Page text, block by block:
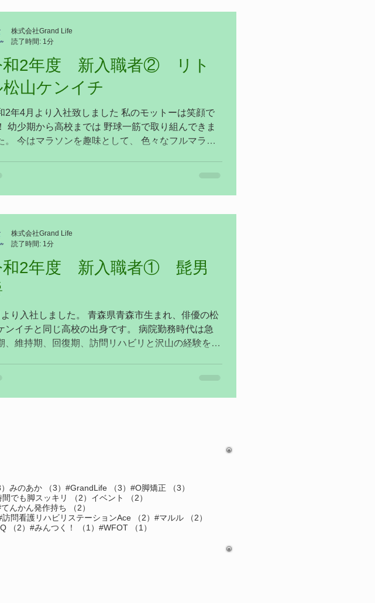
和2年度 新入職者② リト
松山ケンイチ
2年4月より入社致しました 私のモットーは笑顔で
幼少期から高校までは 野球一筋で取り組んできま
。 今はマラソンを趣味として、 色々なフルマラソ
株式会社Grand Life
読了時間: 1分
和2年度 新入職者① 髭男
り入社しました。 青森県青森市生まれ、俳優の松
ンイチと同じ高校の出身です。 病院勤務時代は急
、維持期、回復期、訪問リハビリと沢山の経験をし
株式会社Grand Life
読了時間: 1分
3件の記事
みのあか （3） 3件の記事
#GrandLife （3） 3件の記事
#O脚矯正 （3）
記事
間でも脚スッキリ （2） 2件の記事
イベント （2）
の記事
んかん発作持ち （2）
件の記事
訪問看護リハビリステーションAce （2） 2件の記事
#マルル （2）
記事
（2） 2件の記事
#みんつく！ （1） 1件の記事
#WFOT （1）